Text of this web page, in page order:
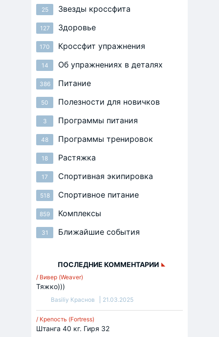
25 Звезды кроссфита
127 Здоровье
170 Кроссфит упражнения
14 Об упражнениях в деталях
386 Питание
50 Полезности для новичков
3 Программы питания
48 Программы тренировок
18 Растяжка
17 Спортивная экипировка
518 Спортивное питание
859 Комплексы
31 Ближайшие события
ПОСЛЕДНИЕ КОММЕНТАРИИ
/ Вивер (Weaver)
Тяжко)))
Basiliy Краснов 21.03.2025
/ Крепость (Fortress)
Штанга 40 кг. Гиря 32